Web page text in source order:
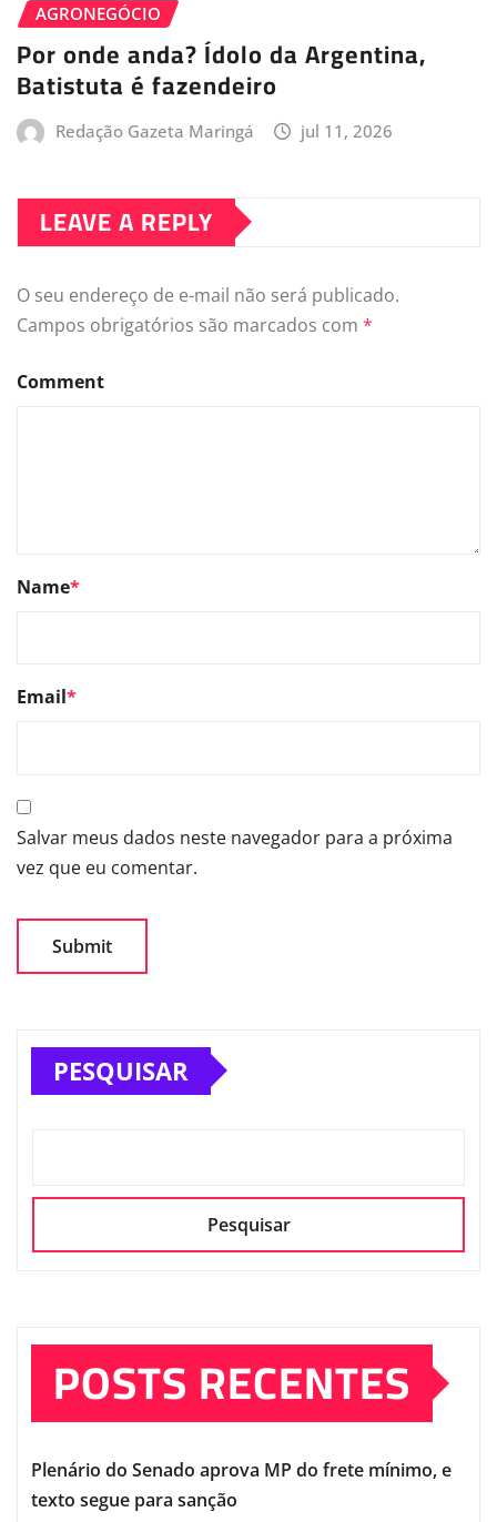
AGRONEGÓCIO
Por onde anda? Ídolo da Argentina,
Batistuta é fazendeiro
Redação Gazeta Maringá jul 11, 2026
LEAVE A REPLY
O seu endereço de e-mail não será publicado.
Campos obrigatórios são marcados com *
Comment
Name*
Email*
Salvar meus dados neste navegador para a próxima
vez que eu comentar.
PESQUISAR
Pesquisar
POSTS RECENTES
Plenário do Senado aprova MP do frete mínimo, e
texto segue para sanção